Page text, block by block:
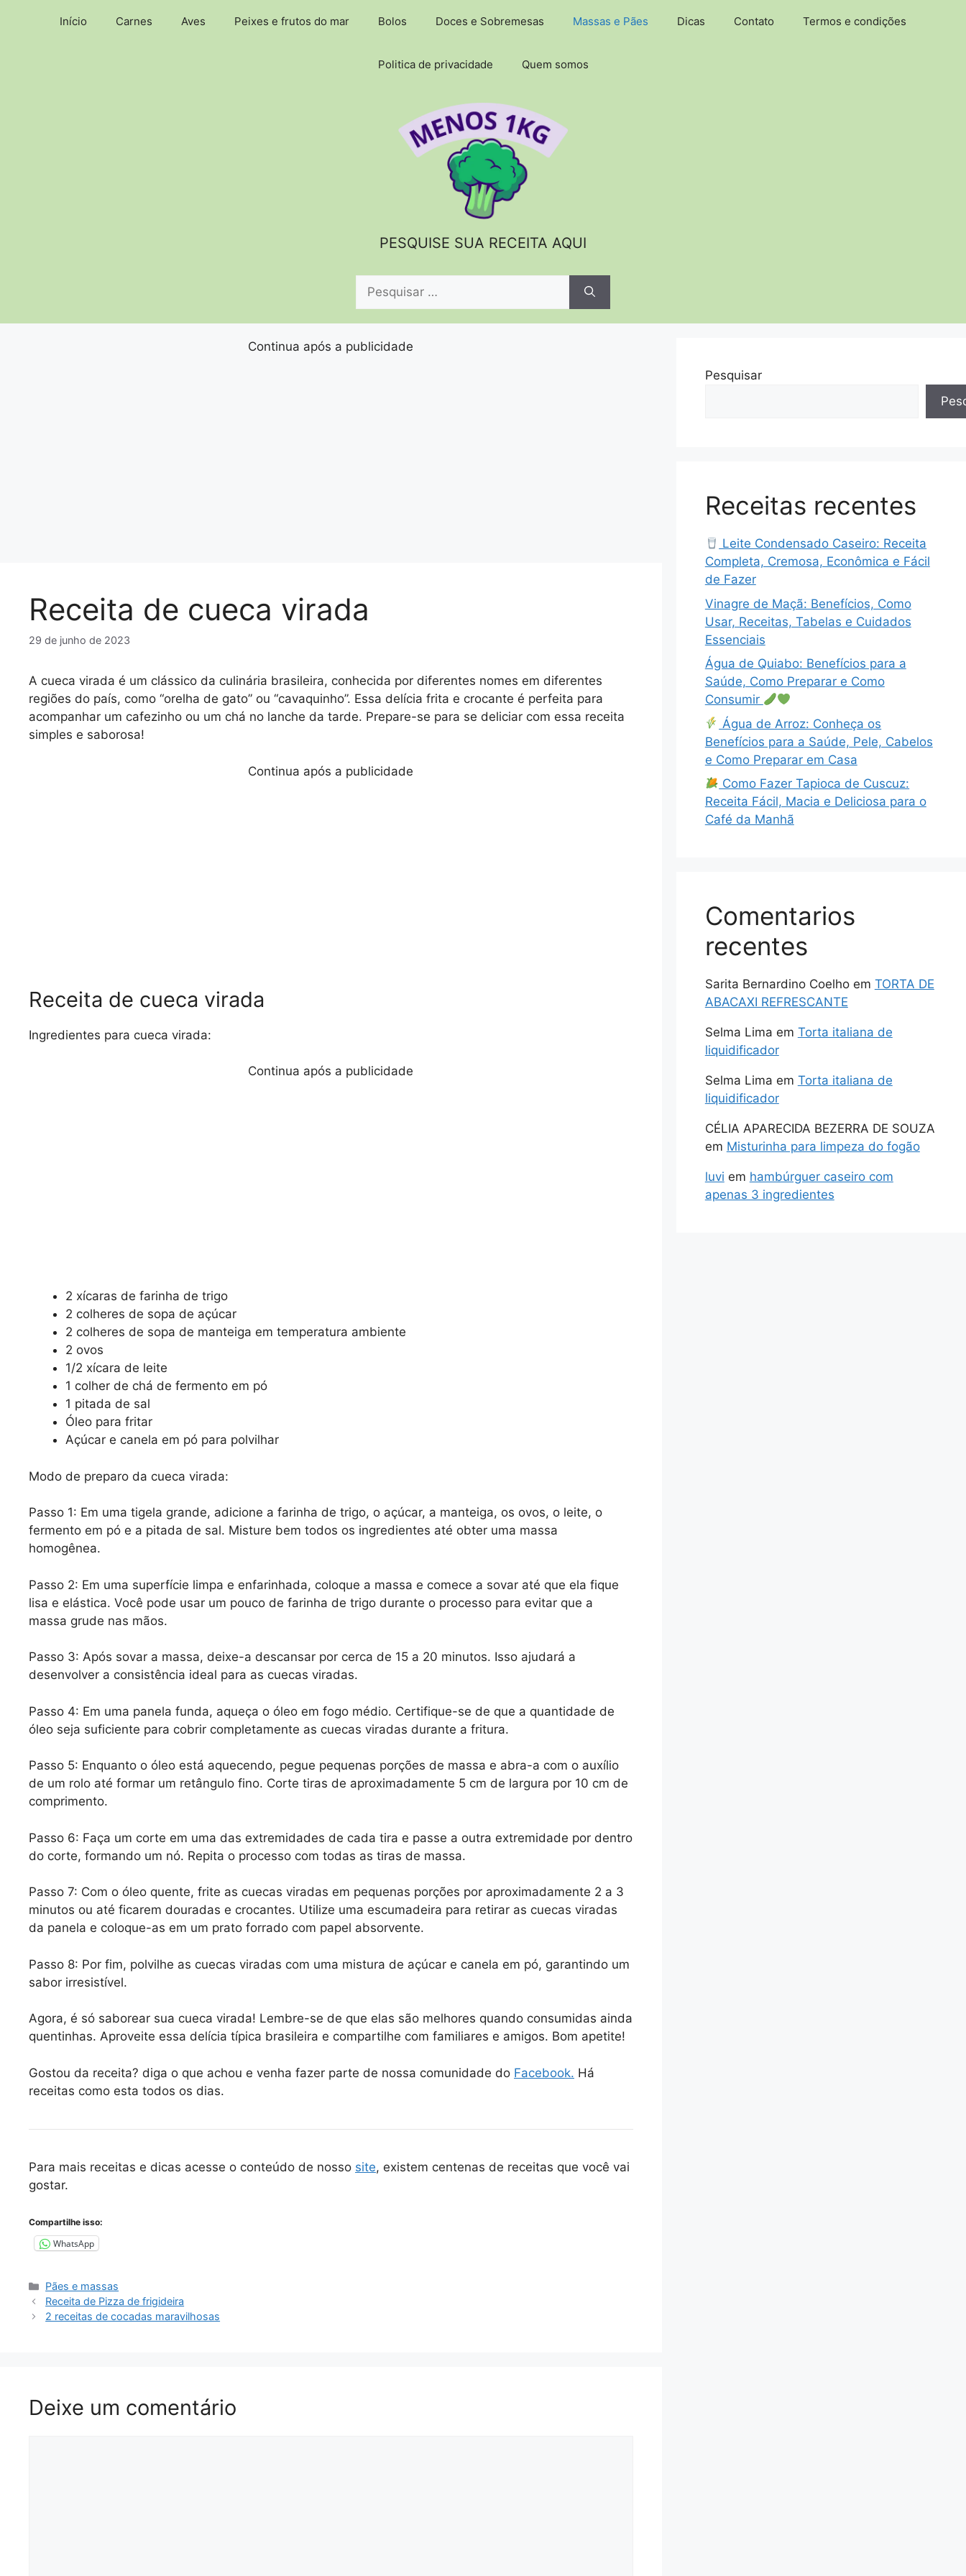
Início Carnes Aves Peixes e frutos do mar Bolos Doces e Sobremesas Massas e Pães Dicas Contato Termos e condições
Politica de privacidade Quem somos
PESQUISE SUA RECEITA AQUI
Pesquisar
Continua após a publicidade
Receita de cueca virada
29 de junho de 2023
A cueca virada é um clássico da culinária brasileira, conhecida por diferentes nomes em diferentes
regiões do país, como “orelha de gato” ou “cavaquinho”. Essa delícia frita e crocante é perfeita para
acompanhar um cafezinho ou um chá no lanche da tarde. Prepare-se para se deliciar com essa receita
simples e saborosa!
Continua após a publicidade
Receita de cueca virada
Ingredientes para cueca virada:
Continua após a publicidade
2 xícaras de farinha de trigo
2 colheres de sopa de açúcar
2 colheres de sopa de manteiga em temperatura ambiente
2 ovos
1/2 xícara de leite
1 colher de chá de fermento em pó
1 pitada de sal
Óleo para fritar
Açúcar e canela em pó para polvilhar
Modo de preparo da cueca virada:
Passo 1: Em uma tigela grande, adicione a farinha de trigo, o açúcar, a manteiga, os ovos, o leite, o
fermento em pó e a pitada de sal. Misture bem todos os ingredientes até obter uma massa
homogênea.
Passo 2: Em uma superfície limpa e enfarinhada, coloque a massa e comece a sovar até que ela fique
lisa e elástica. Você pode usar um pouco de farinha de trigo durante o processo para evitar que a
massa grude nas mãos.
Passo 3: Após sovar a massa, deixe-a descansar por cerca de 15 a 20 minutos. Isso ajudará a
desenvolver a consistência ideal para as cuecas viradas.
Passo 4: Em uma panela funda, aqueça o óleo em fogo médio. Certifique-se de que a quantidade de
óleo seja suficiente para cobrir completamente as cuecas viradas durante a fritura.
Passo 5: Enquanto o óleo está aquecendo, pegue pequenas porções de massa e abra-a com o auxílio
de um rolo até formar um retângulo fino. Corte tiras de aproximadamente 5 cm de largura por 10 cm de
comprimento.
Passo 6: Faça um corte em uma das extremidades de cada tira e passe a outra extremidade por dentro
do corte, formando um nó. Repita o processo com todas as tiras de massa.
Passo 7: Com o óleo quente, frite as cuecas viradas em pequenas porções por aproximadamente 2 a 3
minutos ou até ficarem douradas e crocantes. Utilize uma escumadeira para retirar as cuecas viradas
da panela e coloque-as em um prato forrado com papel absorvente.
Passo 8: Por fim, polvilhe as cuecas viradas com uma mistura de açúcar e canela em pó, garantindo um
sabor irresistível.
Agora, é só saborear sua cueca virada! Lembre-se de que elas são melhores quando consumidas ainda
quentinhas. Aproveite essa delícia típica brasileira e compartilhe com familiares e amigos. Bom apetite!
Gostou da receita? diga o que achou e venha fazer parte de nossa comunidade do Facebook. Há
receitas como esta todos os dias.
Para mais receitas e dicas acesse o conteúdo de nosso site, existem centenas de receitas que você vai
gostar.
Compartilhe isso:
WhatsApp
Categorias
Pães e massas
Receita de Pizza de frigideira
2 receitas de cocadas maravilhosas
Deixe um comentário
Pesquisar
Receitas recentes
Leite Condensado Caseiro: Receita
Completa, Cremosa, Econômica e Fácil
de Fazer
Vinagre de Maçã: Benefícios, Como
Usar, Receitas, Tabelas e Cuidados
Essenciais
Água de Quiabo: Benefícios para a
Saúde, Como Preparar e Como
Consumir
Água de Arroz: Conheça os
Benefícios para a Saúde, Pele, Cabelos
e Como Preparar em Casa
Como Fazer Tapioca de Cuscuz:
Receita Fácil, Macia e Deliciosa para o
Café da Manhã
Comentarios
recentes
Sarita Bernardino Coelhoem TORTA DE
ABACAXI REFRESCANTE
Selma Lima em Torta italiana de
liquidificador
Selma Lima em Torta italiana de
liquidificador
CÉLIA APARECIDA BEZERRA DE SOUZA
em Misturinha para limpeza do fogão
luvi em hambúrguer caseiro com
apenas 3 ingredientes